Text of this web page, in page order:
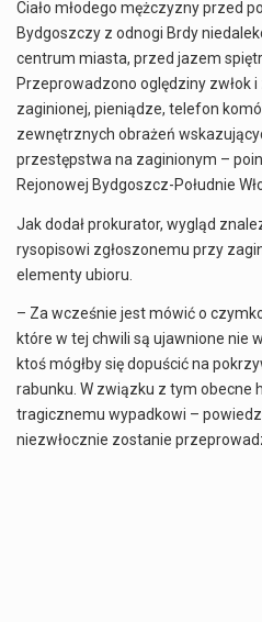
Ciało młodego mężczyzny przed
Bydgoszczy z odnogi Brdy
centrum miasta, przed jazem
Przeprowadzono oględziny zwłok
zaginionej, pieniądze, telefon
zewnętrznych obrażeń
przestępstwa na zaginionym –
Rejonowej Bydgoszcz-Południe
Jak dodał prokurator, wygląd
rysopisowi zgłoszonemu przy
elementy ubioru.
– Za wcześnie jest mówić o
które w tej chwili są ujawnione nie
ktoś mógłby się dopuścić na
rabunku. W związku z tym obecne
tragicznemu wypadkowi –
niezwłocznie zostanie